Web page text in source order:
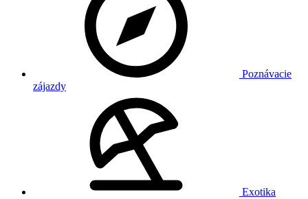
Poznávacie
zájazdy
Exotika